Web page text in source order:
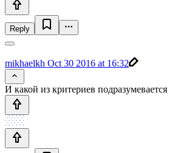
Reply
mikhaelkh Oct 30 2016 at 16:32
И какой из критериев